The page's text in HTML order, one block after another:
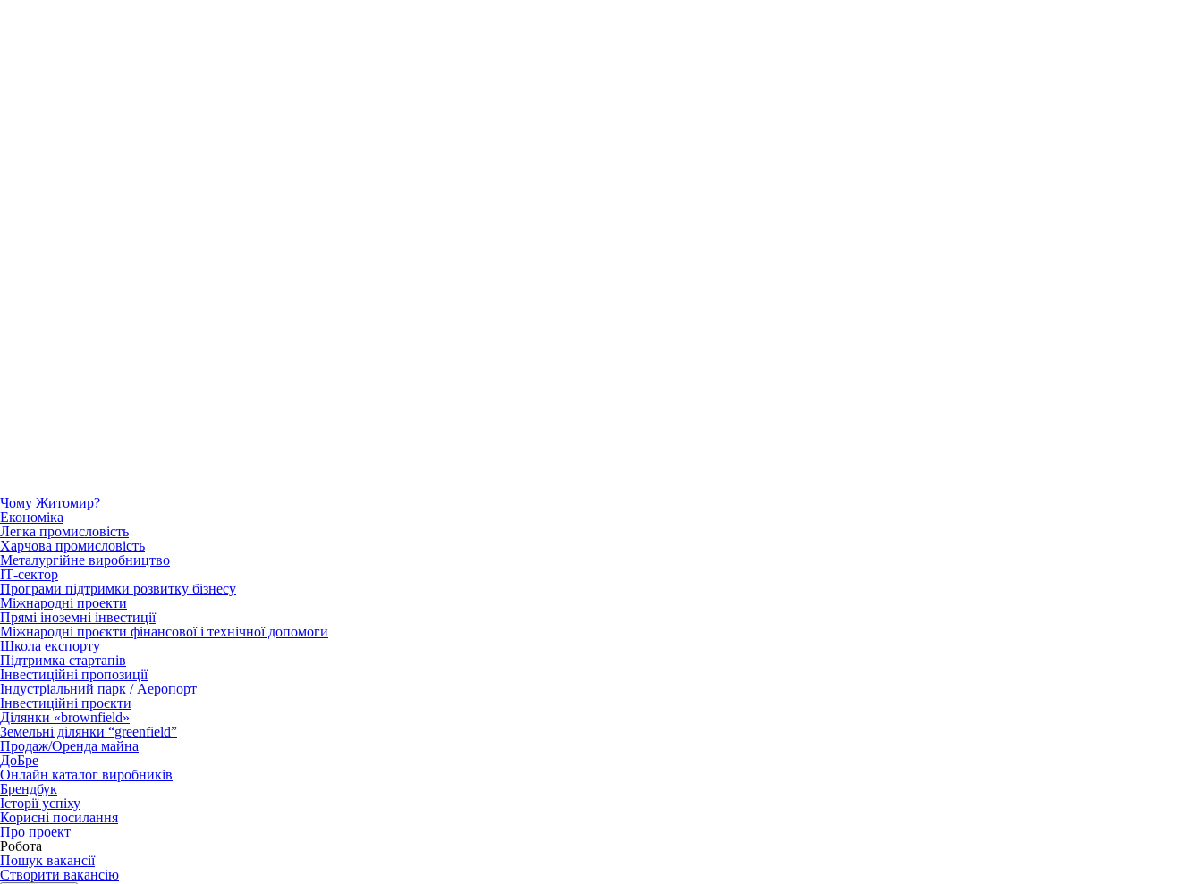
Чому Житомир?
Економіка
Легка промисловість
Харчова промисловість
Металургійне виробництво
ІТ-сектор
Програми підтримки розвитку бізнесу
Міжнародні проекти
Прямі іноземні інвестиції
Міжнародні проєкти фінансової і технічної допомоги
Школа експорту
Підтримка стартапів
Інвестиційні пропозиції
Індустріальний парк / Аеропорт
Інвестиційні проєкти
Ділянки «brownfield»
Земельні ділянки “greenfield”
Продаж/Оренда майна
ДоБре
Онлайн каталог виробників
Брендбук
Історії успіху
Корисні посилання
Про проект
Робота
Пошук вакансії
Створити вакансію